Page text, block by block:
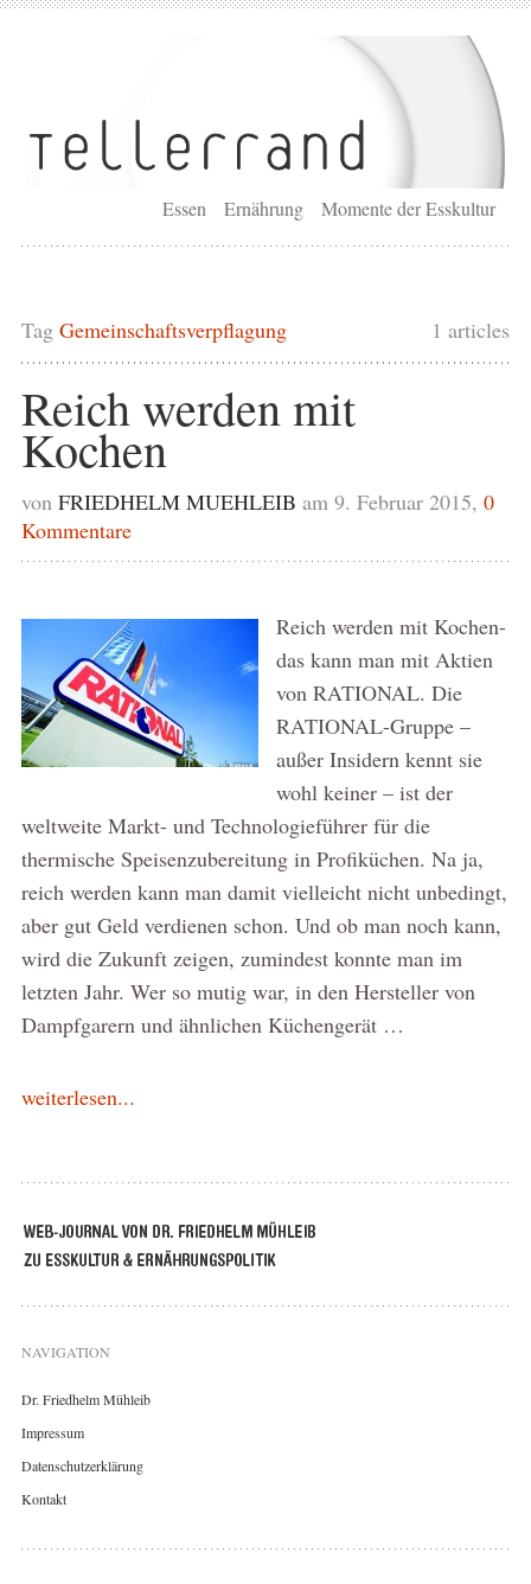
Essen Ernährung Momente der Esskultur
1 articles
Tag Gemeinschaftsverpflagung
Reich werden mit
Kochen
von FRIEDHELM MUEHLEIB am 9. Februar 2015, 0
Kommentare
Reich werden mit Kochen-
das kann man mit Aktien
von RATIONAL. Die
RATIONAL-Gruppe –
außer Insidern kennt sie
wohl keiner – ist der
weltweite Markt- und Technologieführer für die
thermische Speisenzubereitung in Profiküchen. Na ja,
reich werden kann man damit vielleicht nicht unbedingt,
aber gut Geld verdienen schon. Und ob man noch kann,
wird die Zukunft zeigen, zumindest konnte man im
letzten Jahr. Wer so mutig war, in den Hersteller von
Dampfgarern und ähnlichen Küchengerät …
weiterlesen...
NAVIGATION
Dr. Friedhelm Mühleib
Impressum
Datenschutzerklärung
Kontakt